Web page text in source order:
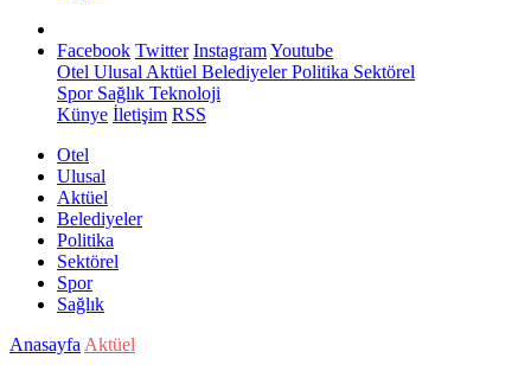
Facebook Twitter InstagramYoutube
Otel Ulusal Aktüel BelediyelerPolitika Sektörel
SporSağlık Teknoloji
Künye İletişim RSS
Otel
Ulusal
Aktüel
Belediyeler
Politika
Sektörel
Spor
Sağlık
Anasayfa Aktüel